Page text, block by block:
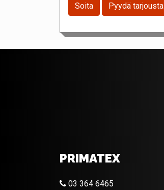
Soita Pyydä tarjousta
PRIMATEX
03 364 6465